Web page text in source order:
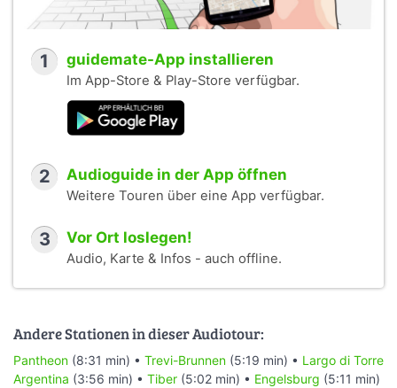
1 guidemate-App installieren
Im App-Store & Play-Store verfügbar.
2 Audioguide in der App öffnen
Weitere Touren über eine App verfügbar.
3 Vor Ort loslegen!
Audio, Karte & Infos - auch offline.
Andere Stationen in dieser Audiotour:
Pantheon (8:31 min) • Trevi-Brunnen (5:19 min) • Largo di Torre
Argentina (3:56 min) • Tiber (5:02 min) • Engelsburg (5:11 min)